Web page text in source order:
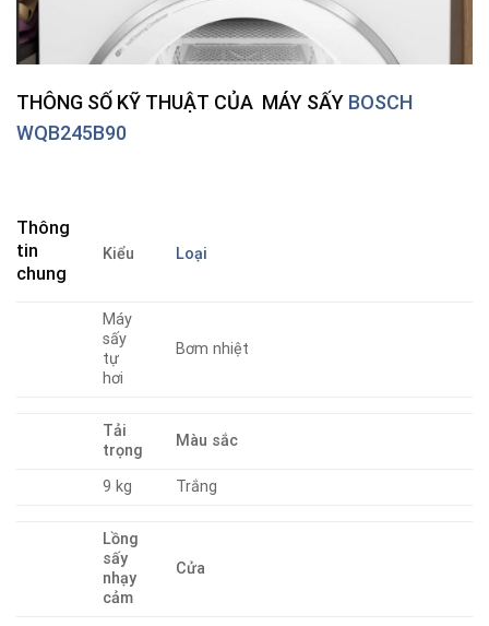
THÔNG SỐ KỸ THUẬT CỦA MÁY SẤY BOSCH
WQB245B90
Thông
tin
chung
Kiểu Loại
Máy
sấy
tự
hơi
Bơm nhiệt
Tải
trọng
Màu sắc
9 kg Trắng
Lồng
sấy
nhạy
cảm
Cửa